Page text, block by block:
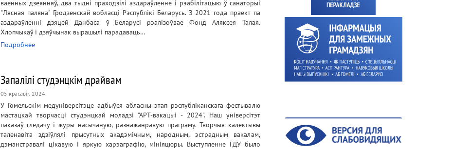
ваенных дзеянняў, два тыдні праходзілі аздараўленне і рэабілітацыю ў санаторыі
"Лясная паляна" Гродзенскай вобласці Рэспублікі Беларусь. З 2021 года праект па
аздараўленні дзяцей Данбаса ў Беларусі рэалізоўвае Фонд Аляксея Талая.
Хлопчыкаў і дзяўчынак вырашылі парадаваць…
Подробнее
Запалілі студэнцкім драйвам
05 красавік 2024
У Гомельскім медуніверсітэце адбыўся абласны этап рэспубліканскага фестывалю
мастацкай творчасці студэнцкай моладзі "АРТ-вакацыі - 2024". Наш універсітэт
паказаў гледачу і журы насычаную, разнажанравую праграму. Творчыя калектывы
таленавіта здзіўлялі прысутных акадэмічным, народным, эстрадным вакалам,
дэманстравалі цікавую і яркую харэаграфію, мініяцюры. Выступленне ГДУ было